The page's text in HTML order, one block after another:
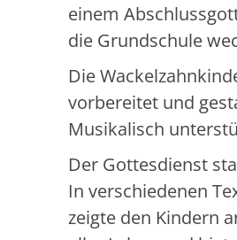
einem
die Grundschule
Die
vorbereitet und
Musikalisch
Der Gottesdienst
In verschiedenen
zeigte den Kindern